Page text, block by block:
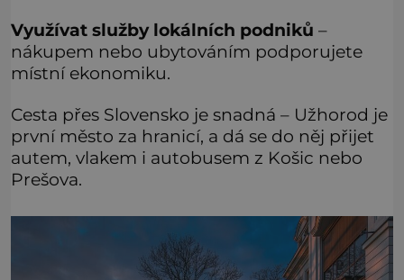
Využívat služby lokálních podniků –
nákupem nebo ubytováním podporujete
místní ekonomiku.
Cesta přes Slovensko je snadná – Užhorod je
první město za hranicí, a dá se do něj přijet
autem, vlakem i autobusem z Košic nebo
Prešova.